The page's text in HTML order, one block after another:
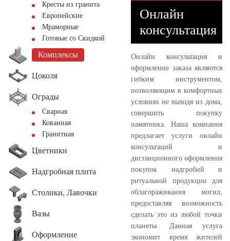
Кресты из гранита
Европейские
Мраморные
Готовые со Скидкой
Комплексы
Цоколя
Ограды
Сварная
Кованная
Гранитная
Цветники
Надгробная плита
Столики, Лавочки
Вазы
Оформление
Онлайн
консультация
Онлайн консультация и
оформление заказа являются
гибким инструментом,
позволяющим в комфортных
условиях не выходя из дома,
совершить покупку
памятника. Наша компания
предлагает услуги онлайн
консультаций и
дистанционного оформления
покупок надгробий и
ритуальной продукции для
облагораживания могил,
предоставляя возможность
сделать это из любой точки
планеты. Данная услуга
экономит время жителей